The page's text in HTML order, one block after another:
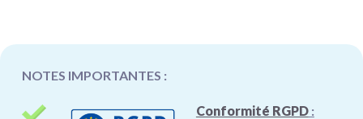
NOTES IMPORTANTES :
Conformité RGPD: